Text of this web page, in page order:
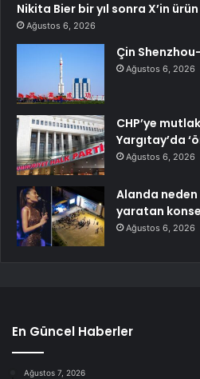
Nikita Bier bir yıl sonra X’in
Ağustos 6, 2026
Çin
Ağustos 6, 2026
CHP’ye
Yargıtay’da
Ağustos 6, 2026
Alanda neden
yaratan
Ağustos 6, 2026
En Güncel Haberler
Ağustos 7, 2026